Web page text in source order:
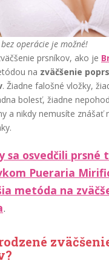
operácie je možné!
prsníkov, ako je
na zväčšenie
. Žiadne falošné vložky,
bolesť, žiadne
a nikdy nemusíte znášať
sa osvedčili prsné
Pueraria
metóda na
.